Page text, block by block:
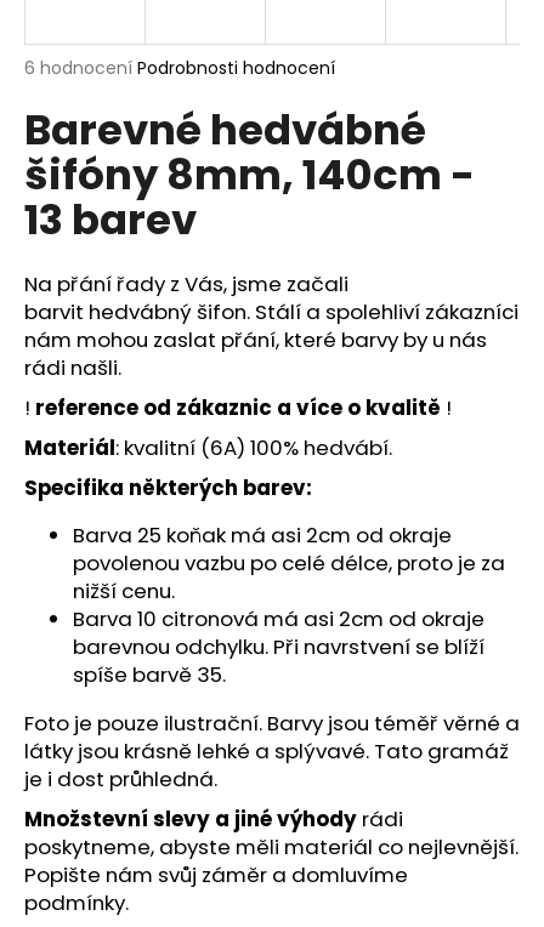
Průměrné
produktu
je
5,0
z
5
hvězdiček.
6 hodnocení Podrobnosti hodnocení
Barevné hedvábné
šifóny 8mm, 140cm -
13 barev
Na přání řady z Vás, jsme začali
barvit hedvábný šifon. Stálí a spolehliví zákazníci
nám mohou zaslat přání, které barvy by u nás
rádi našli.
! reference od zákaznic a více o kvalitě !
Materiál: kvalitní (6A) 100% hedvábí.
Specifika některých barev:
Barva 25 koňak má asi 2cm od okraje
povolenou vazbu po celé délce, proto je za
nižší cenu.
Barva 10 citronová má asi 2cm od okraje
barevnou odchylku. Při navrstvení se blíží
spíše barvě 35.
Foto je pouze ilustrační. Barvy jsou téměř věrné a
látky jsou krásně lehké a splývavé. Tato gramáž
je i dost průhledná.
Množstevní slevy a jiné výhody rádi
poskytneme, abyste měli materiál co nejlevnější.
Popište nám svůj záměr a domluvíme
podmínky.
j
t
?
HLEDAT
o
p
r